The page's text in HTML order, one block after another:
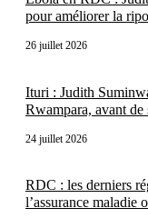
pour améliorer la
26 juillet 2026
Ituri : Judith
Rwampara, avant
24 juillet 2026
RDC : les derniers
l’assurance maladie